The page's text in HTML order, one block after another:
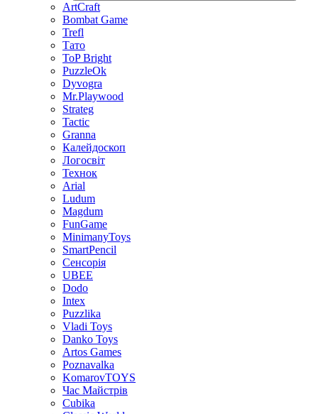
ArtCraft
Bombat Game
Trefl
Тато
ToP Bright
PuzzleOk
Dyvogra
Mr.Playwood
Strateg
Tactic
Granna
Калейдоскоп
Логосвіт
Технок
Arial
Ludum
Magdum
FunGame
MinimanyToys
SmartPencil
Сенсорія
UBEE
Dodo
Intex
Puzzlika
Vladi Toys
Danko Toys
Artos Games
Poznavalka
KomarovTOYS
Час Майстрів
Cubika